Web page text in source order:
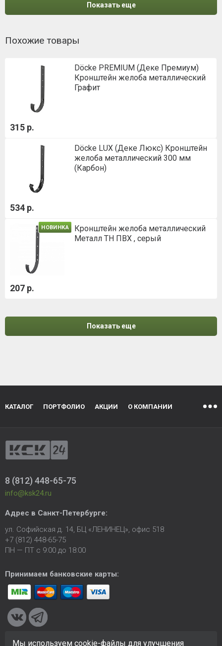
Показать еще
Похожие товары
Döcke PREMIUM (Деке Премиум)
Кронштейн желоба металлический
Графит
315 р.
Döcke LUX (Деке Люкс) Кронштейн
желоба металлический 300 мм
(Карбон)
534 р.
НОВИНКА
Кронштейн желоба металлический
Металл ТН ПВХ , серый
207 р.
Показать еще
КАТАЛОГ ПОРТФОЛИО АКЦИИ О КОМПАНИИ
8 (812) 448-65-75
info@ksk24.ru
Адрес в Санкт-Петербурге:
ул. Софийская д. 14, БЦ «ЛЕНИНЕЦ», офис 518
+7 (812) 448-65-75
ПН — ПТ с 9:00 до 18:00
Принимаем банковские карты:
Мы используем cookie-файлы для улучшения